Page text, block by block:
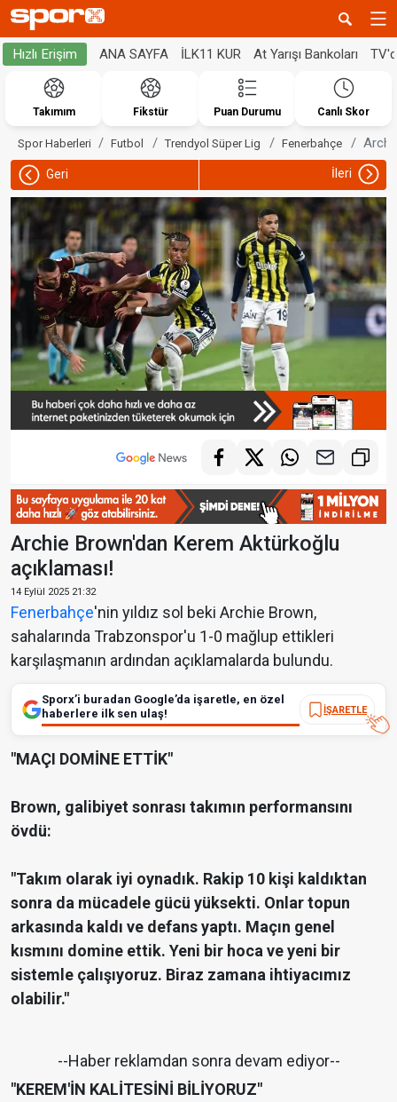
Hızlı Erişim ANA SAYFA İLK11 KUR At Yarışı Bankoları
Takımım Fikstür Puan Durumu Canlı Skor
Spor Haberleri Futbol Trendyol Süper Lig Fenerbahçe
Geri İleri
Archie Brown'dan Kerem Aktürkoğlu
açıklaması!
14 Eylül 2025 21:32
Fenerbahçe'nin yıldız sol beki Archie Brown,
sahalarında Trabzonspor'u 1-0 mağlup ettikleri
karşılaşmanın ardından açıklamalarda bulundu.
Sporx’i buradan Google’da işaretle, en özel
haberlere ilk sen ulaş!
İŞARETLE
"MAÇI DOMİNE ETTİK"
Brown, galibiyet sonrası takımın performansını
övdü:
"Takım olarak iyi oynadık. Rakip 10 kişi kaldıktan
sonra da mücadele gücü yüksekti. Onlar topun
arkasında kaldı ve defans yaptı. Maçın genel
kısmını domine ettik. Yeni bir hoca ve yeni bir
sistemle çalışıyoruz. Biraz zamana ihtiyacımız
olabilir."
--Haber reklamdan sonra devam ediyor--
"KEREM'İN KALİTESİNİ BİLİYORUZ"